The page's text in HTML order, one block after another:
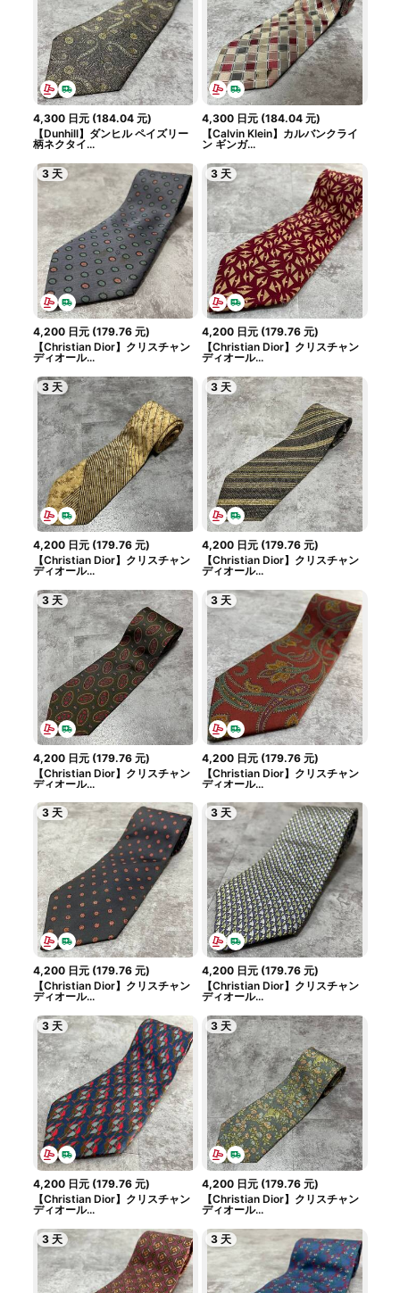
4,300 日元(184.04 元)
【Dunhill】ダンヒル ペイズリー
柄ネクタイ...
4,300 日元 (184.04 元)
【Calvin Klein】カルバンクライ
ン ギンガ...
3 天
4,200 日元(179.76 元)
【Christian Dior】クリスチャン
ディオール...
3 天
4,200 日元 (179.76 元)
【Christian Dior】クリスチャン
ディオール...
3 天
4,200 日元(179.76 元)
【Christian Dior】クリスチャン
ディオール...
3 天
4,200 日元 (179.76 元)
【Christian Dior】クリスチャン
ディオール...
3 天
4,200 日元(179.76 元)
【Christian Dior】クリスチャン
ディオール...
3 天
4,200 日元 (179.76 元)
【Christian Dior】クリスチャン
ディオール...
3 天
4,200 日元(179.76 元)
【Christian Dior】クリスチャン
ディオール...
3 天
4,200 日元 (179.76 元)
【Christian Dior】クリスチャン
ディオール...
3 天
4,200 日元(179.76 元)
【Christian Dior】クリスチャン
ディオール...
3 天
4,200 日元 (179.76 元)
【Christian Dior】クリスチャン
ディオール...
3 天 3 天